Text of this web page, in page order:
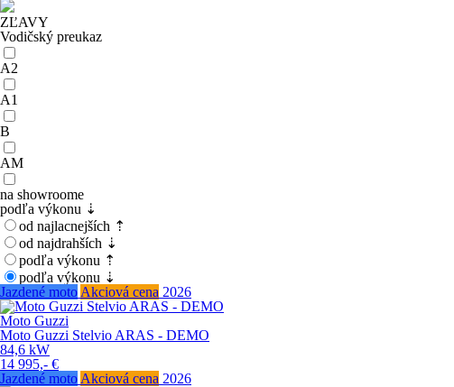
ZĽAVY
Vodičský preukaz
A2
A1
B
AM
na showroome
podľa výkonu ⇣
od najlacnejších ⇡
od najdrahších ⇣
podľa výkonu ⇡
podľa výkonu ⇣
Jazdené moto Akciová cena 2026
Moto Guzzi
Moto Guzzi Stelvio ARAS - DEMO
84,6 kW
14 995,- €
Jazdené moto Akciová cena 2026